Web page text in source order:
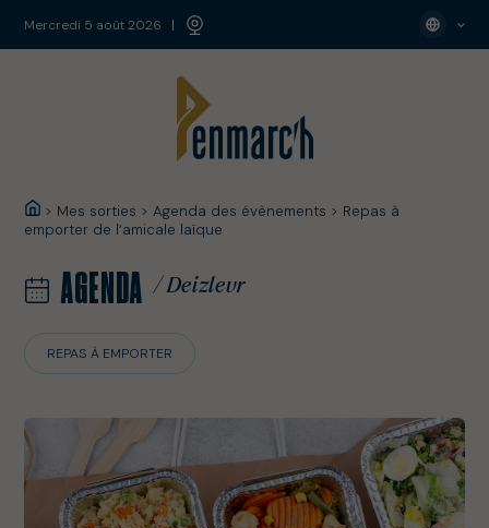
mercredi 5 août 2026
> Mes sorties >Agenda des évènements > Repas à
emporter de l’amicale laïque
AGENDA / Deizlevr
REPAS À EMPORTER